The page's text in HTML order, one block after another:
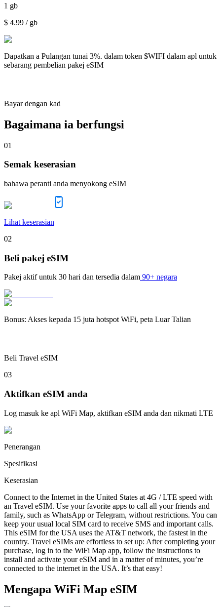
1 gb
$ 4.99 / gb
Dapatkan a Pulangan tunai 3%. dalam token $WIFI dalam apl untuk
sebarang pembelian pakej eSIM
Bayar dengan kad
Bagaimana ia berfungsi
01
Semak keserasian
bahawa peranti anda menyokong eSIM
Lihat keserasian
02
Beli pakej eSIM
Pakej aktif untuk 30 hari dan tersedia dalam 90+ negara
Bonus: Akses kepada 15 juta hotspot WiFi, peta Luar Talian
Beli Travel eSIM
03
Aktifkan eSIM anda
Log masuk ke apl WiFi Map, aktifkan eSIM anda dan nikmati LTE
Penerangan
Spesifikasi
Keserasian
Connect to the Internet in the United States at 4G / LTE speed with
an Travel eSIM. Use your favorite apps to call all your friends and
family, such as WhatsApp or Telegram, without restrictions. You can
keep your usual local SIM card to receive SMS and important calls.
This eSIM for the USA uses the AT&T network, the fastest in the
country. Travel eSIMs are effortless to set up: After completing your
purchase, log in to the WiFi Map app, follow the instructions to
install and activate your eSIM and in a matter of minutes, you’re
connected to the internet in the USA. It’s that easy!
Mengapa WiFi Map eSIM